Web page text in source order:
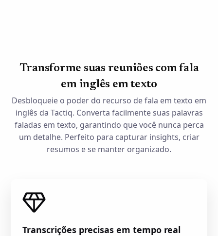
Transforme suas reuniões com fala
em inglês em texto
Desbloqueie o poder do recurso de fala em texto em
inglês da Tactiq. Converta facilmente suas palavras
faladas em texto, garantindo que você nunca perca
um detalhe. Perfeito para capturar insights, criar
resumos e se manter organizado.
Transcrições precisas em tempo real